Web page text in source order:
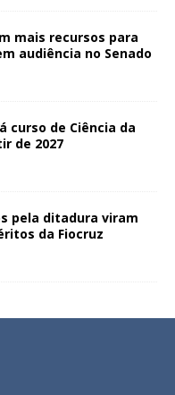
mais recursos para
audiência no Senado
curso de Ciência da
de 2027
pela ditadura viram
da Fiocruz